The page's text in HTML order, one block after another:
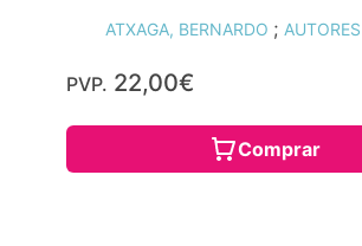
ATXAGA, BERNARDO ;
PVP. 22,00€
Comprar